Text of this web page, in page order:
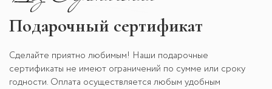
Подарочный сертификат
Сделайте приятно любимым! Наши подарочные
сертификаты не имеют ограничений по сумме или сроку
годности. Оплата осуществляется любым удобным